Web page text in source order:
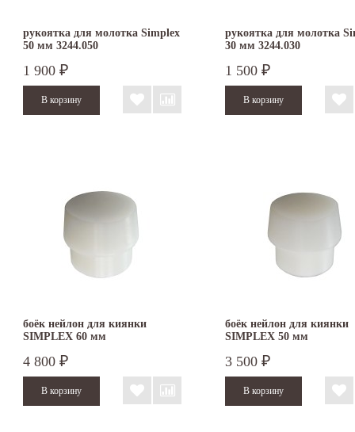
рукоятка для молотка Simplex
50 мм 3244.050
1 900 ₽
рукоятка для молотка
30 мм 3244.030
1 500 ₽
боёк нейлон для киянки
SIMPLEX 60 мм
4 800 ₽
боёк нейлон для киянки
SIMPLEX 50 мм
3 500 ₽